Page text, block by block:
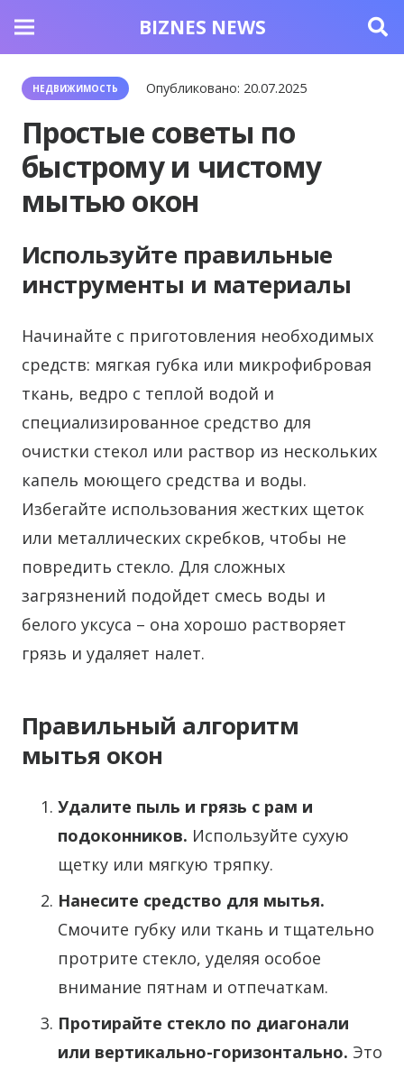
BIZNES NEWS
НЕДВИЖИМОСТЬ Опубликовано: 20.07.2025
Простые советы по
быстрому и чистому
мытью окон
Используйте правильные
инструменты и материалы
Начинайте с приготовления необходимых
средств: мягкая губка или микрофибровая
ткань, ведро с теплой водой и
специализированное средство для
очистки стекол или раствор из нескольких
капель моющего средства и воды.
Избегайте использования жестких щеток
или металлических скребков, чтобы не
повредить стекло. Для сложных
загрязнений подойдет смесь воды и
белого уксуса – она хорошо растворяет
грязь и удаляет налет.
Правильный алгоритм
мытья окон
Удалите пыль и грязь с рам и
подоконников. Используйте сухую
щетку или мягкую тряпку.
Нанесите средство для мытья.
Смочите губку или ткань и тщательно
протрите стекло, уделяя особое
внимание пятнам и отпечаткам.
Протирайте стекло по диагонали
или вертикально-горизонтально. Это